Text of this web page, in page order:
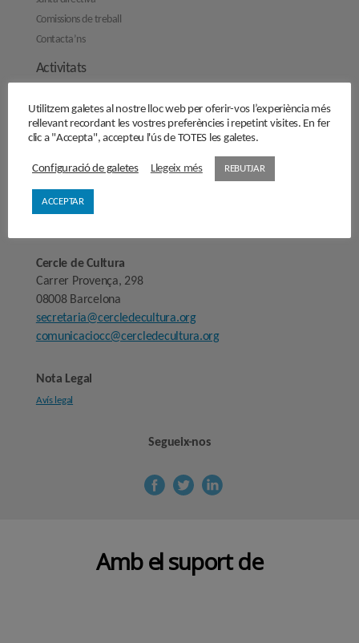
Comissions de treball
Contacta’ns
Activitats
Opinions
Manifestos
Entrevistes
Fes-te’n soci/sòcia
Sala de premsa
Cercle de Cultura
Carrer Provença, 298
08008 Barcelona
secretaria@cercledecultura.org
comunicaciocc@cercledecultura.org
Nota Legal
Avís legal
Segueix-nos
Amb el suport de
Utilitzem galetes al nostre lloc web per oferir-vos l’experiència més
rellevant recordant les vostres preferències i repetint visites. En fer
clic a "Accepta", accepteu l'ús de TOTES les galetes.
Configuració de galetes Llegeix més REBUTJAR
ACCEPTAR